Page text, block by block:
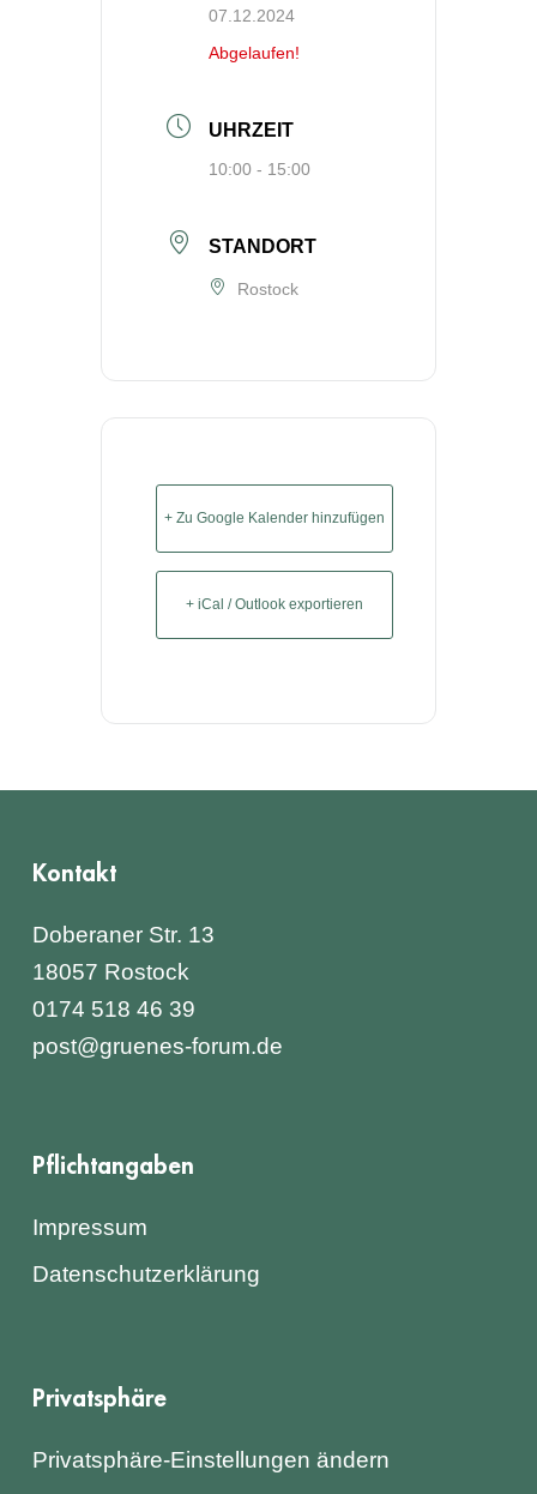
07.12.2024
Abgelaufen!
UHRZEIT
10:00 - 15:00
STANDORT
Rostock
+ Zu Google Kalender hinzufügen
+ iCal / Outlook exportieren
Kontakt
Doberaner Str. 13
18057 Rostock
0174 518 46 39
post@gruenes-forum.de
Pflichtangaben
Impressum
Datenschutzerklärung
Privatsphäre
Privatsphäre-Einstellungen ändern